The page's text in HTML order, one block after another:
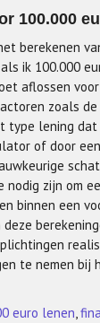
100.000
berekenen
ik 100.000
aflossen
zoals
type lening dat
of door
nodig zijn om
binnen een
te nemen bij
euro lenen,